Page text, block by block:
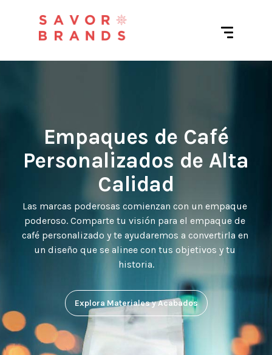
Empaques de Café
Personalizados de Alta
Calidad
Las marcas poderosas comienzan con un empaque
poderoso. Comparte tu visión para el empaque de
café personalizado y te ayudaremos a convertirla en
un diseño que se alinee con tus objetivos y tu
historia.
Explora Materiales y Acabados